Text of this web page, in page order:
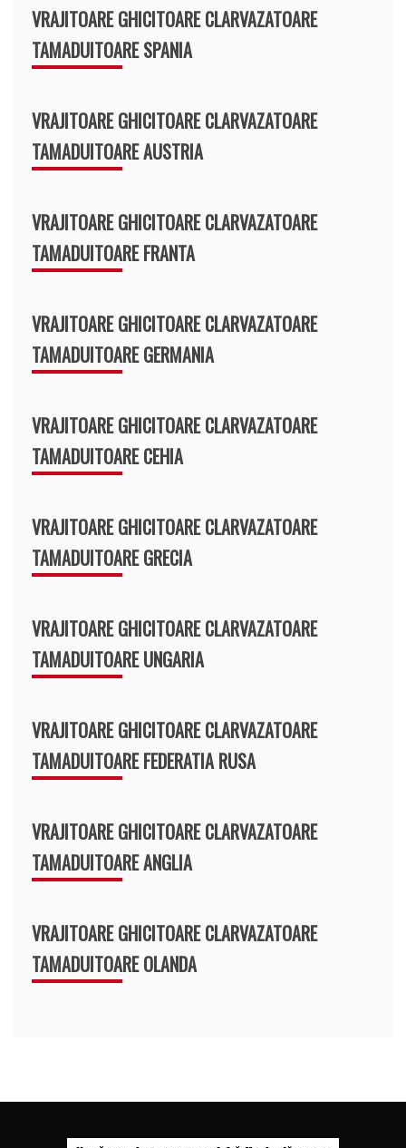
VRAJITOARE GHICITOARE CLARVAZATOARE
TAMADUITOARE SPANIA
VRAJITOARE GHICITOARE CLARVAZATOARE
TAMADUITOARE AUSTRIA
VRAJITOARE GHICITOARE CLARVAZATOARE
TAMADUITOARE FRANTA
VRAJITOARE GHICITOARE CLARVAZATOARE
TAMADUITOARE GERMANIA
VRAJITOARE GHICITOARE CLARVAZATOARE
TAMADUITOARE CEHIA
VRAJITOARE GHICITOARE CLARVAZATOARE
TAMADUITOARE GRECIA
VRAJITOARE GHICITOARE CLARVAZATOARE
TAMADUITOARE UNGARIA
VRAJITOARE GHICITOARE CLARVAZATOARE
TAMADUITOARE FEDERATIA RUSA
VRAJITOARE GHICITOARE CLARVAZATOARE
TAMADUITOARE ANGLIA
VRAJITOARE GHICITOARE CLARVAZATOARE
TAMADUITOARE OLANDA